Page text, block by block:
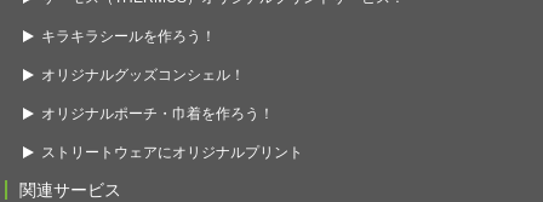
キラキラシールを作ろう！
オリジナルグッズコンシェル！
オリジナルポーチ・巾着を作ろう！
ストリートウェアにオリジナルプリント
関連サービス